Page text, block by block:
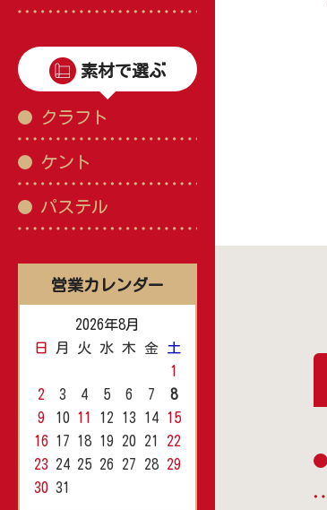
素材で選ぶ
クラフト
ケント
パステル
営業カレンダー
2026年8月
日
月 火 水 木 金
土
1
2
3 4 5 6 7
8
9
10 11 12 13 14
15
16
17 18 19 20 21
22
23 24 25 26 27 28
29
30 31